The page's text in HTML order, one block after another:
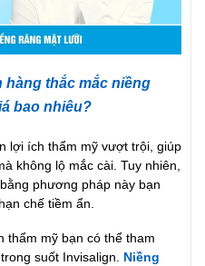
hàng thắc mắc niềng
bao nhiêu?
lợi ích thẩm mỹ vượt trội, giúp
không lộ mắc cài. Tuy nhiên,
phương pháp này bạn
chế tiềm ẩn.
thẩm mỹ bạn có thể tham
suốt Invisalign. Niềng